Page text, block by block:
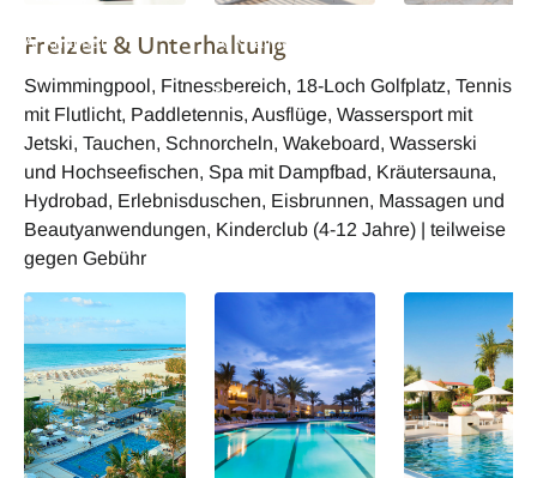
Al Khaimah
Al Khaimah
Restaurant und Pool
Bar
Freizeit & Unterhaltung
Swimmingpool, Fitnessbereich, 18-Loch Golfplatz, Tennis
mit Flutlicht, Paddletennis, Ausflüge, Wassersport mit
Jetski, Tauchen, Schnorcheln, Wakeboard, Wasserski
und Hochseefischen, Spa mit Dampfbad, Kräutersauna,
Hydrobad, Erlebnisduschen, Eisbrunnen, Massagen und
Beautyanwendungen, Kinderclub (4-12 Jahre) | teilweise
gegen Gebühr